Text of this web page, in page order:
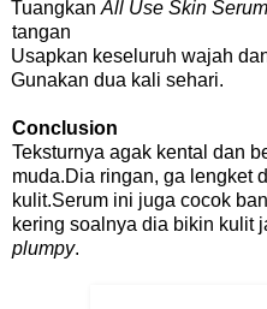
Tuangkan All Use Skin Serum
tangan
Usapkan keseluruh wajah
Gunakan dua kali sehari.
Conclusion
Teksturnya agak kental dan
muda.Dia ringan, ga lengket
kulit.Serum ini juga cocok
kering soalnya dia bikin kulit
plumpy.